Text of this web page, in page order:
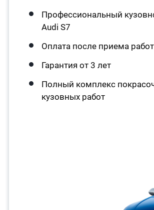
Профессиональный
Audi S7
Оплата после приема работ
Гарантия от 3 лет
Полный комплекс
кузовных работ